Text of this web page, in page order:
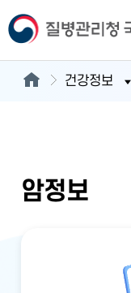
건강정보
암정보